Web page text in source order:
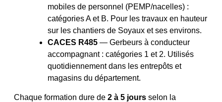
mobiles de personnel (PEMP/nacelles) :
catégories A et B. Pour les travaux en hauteur
sur les chantiers de Soyaux et ses environs.
CACES R485 — Gerbeurs à conducteur
accompagnant : catégories 1 et 2. Utilisés
quotidiennement dans les entrepôts et
magasins du département.
Chaque formation dure de 2 à 5 jours selon la